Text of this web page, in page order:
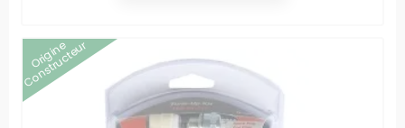
Origine
Constructeur